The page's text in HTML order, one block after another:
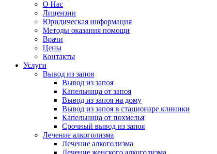
О Нас
Лицензии
Юридическая информация
Методы оказания помощи
Врачи
Цены
Контакты
Услуги
Вывод из запоя
Вывод из запоя
Капельница от запоя
Вывод из запоя на дому
Вывод из запоя в стационаре клиники
Капельница от похмелья
Срочный вывод из запоя
Лечение алкоголизма
Лечение алкоголизма
Лечение женского алкоголизма